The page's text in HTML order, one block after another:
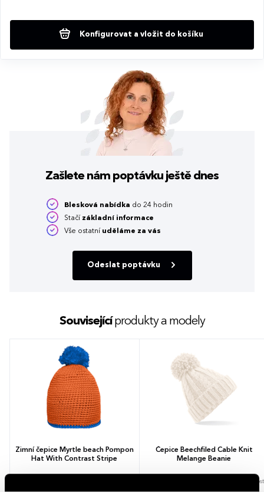
Konfigurovat a vložit do košíku
Zašlete nám poptávku ještě dnes
Blesková nabídka do 24 hodin
Stačí základní informace
Vše ostatní uděláme za vás
Odeslat poptávku
Souvisejícíprodukty a modely
Zimní čepice Myrtle beach Pompon
Hat With Contrast Stripe
Čepice Beechfiled Cable Knit
Melange Beanie
1 velikost